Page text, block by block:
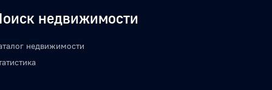
недвижимости
недвижимости